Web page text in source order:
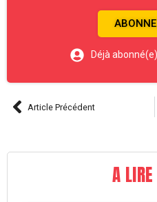
Déjà
Article Précédent
A